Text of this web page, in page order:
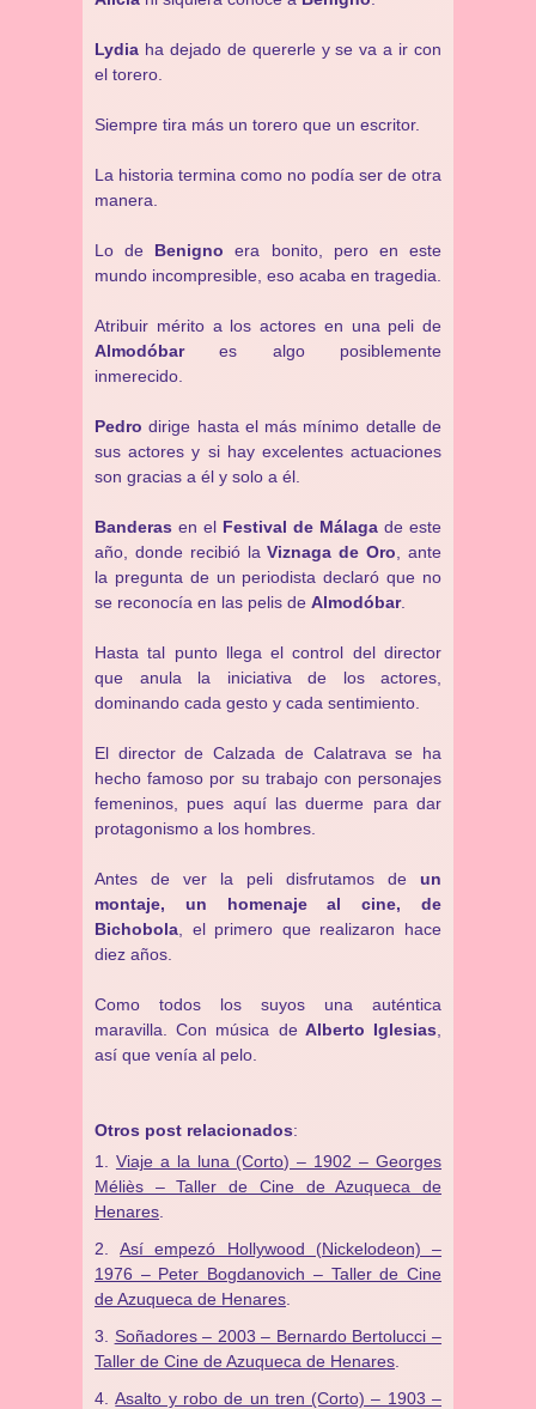
Lydia ha dejado de quererle y se va a ir con
el torero.
Siempre tira más un torero que un escritor.
La historia termina como no podía ser de otra
manera.
Lo de Benigno era bonito, pero en este
mundo incompresible, eso acaba en tragedia.
Atribuir mérito a los actores en una peli de
Almodóbares algo posiblemente
inmerecido.
Pedro dirige hasta el más mínimo detalle de
sus actores y si hay excelentes actuaciones
son gracias a él y solo a él.
Banderas en el Festival de Málaga de este
año, donde recibió laViznaga de Oro , ante
la pregunta de un periodista declaró que no
se reconocía en las pelis de Almodóbar.
Hasta tal punto llega el control del director
que anula la iniciativa de los actores,
dominando cada gesto y cada sentimiento.
El director de Calzada de Calatrava se ha
hecho famoso por su trabajo con personajes
femeninos, pues aquí las duerme para dar
protagonismo a los hombres.
Antes de ver la peli disfrutamos de un
montaje, un homenaje al cine, de
Bichobola , el primero que realizaron hace
diez años.
Como todos los suyos una auténtica
maravilla. Con música de Alberto Iglesias
así que venía al pelo.
Otros post relacionados:
Viaje a la luna (Corto) – 1902 – Georges
Méliès – Taller de Cine de Azuqueca de
Henares
Así empezó Hollywood (Nickelodeon) –
1976 – Peter Bogdanovich – Taller de Cine
de Azuqueca de Henares
Soñadores – 2003 – Bernardo Bertolucci –
Taller de Cine de Azuqueca de Henares
Asalto y robo de un tren (Corto) – 1903 –